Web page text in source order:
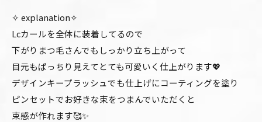
✧ explanation✧
Lcカールを全体に装着してるので
下がりまつ毛さんでもしっかり立ち上がって
目元もぱっちり見えてとても可愛いく仕上がります💖
デザインキープラッシュでも仕上げにコーティングを塗り
ピンセットでお好きな束をつまんでいただくと
束感が作れます🥰✨